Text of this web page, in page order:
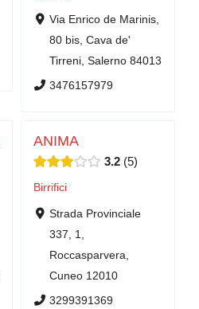
Via Enrico de Marinis,
80 bis, Cava de'
Tirreni, Salerno 84013
3476157979
ANIMA
3.2 5
Birrifici
Strada Provinciale
337, 1,
Roccasparvera,
Cuneo 12010
3299391369